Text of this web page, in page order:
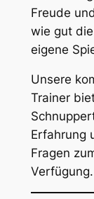
Freude
wie gut
eigene
Unsere
Trainer
Erfahrung
Fragen
Verfügung.